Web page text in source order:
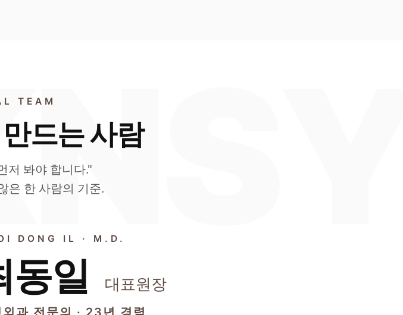
TEAM
드는 사람
저 봐야 합니다."
은 한 사람의 기준.
DONG IL · M.D.
동일 대표원장
외과 전문의 · 23년 경력